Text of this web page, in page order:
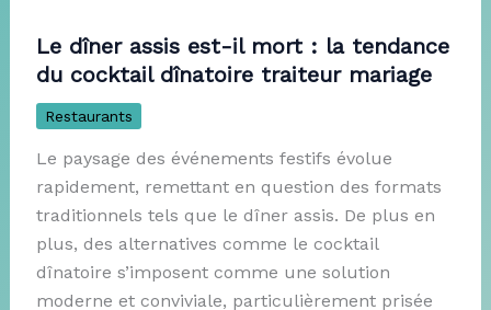
Le dîner assis est-il mort : la tendance
du cocktail dînatoire traiteur mariage
Restaurants
Le paysage des événements festifs évolue
rapidement, remettant en question des formats
traditionnels tels que le dîner assis. De plus en
plus, des alternatives comme le cocktail
dînatoire s’imposent comme une solution
moderne et conviviale, particulièrement prisée